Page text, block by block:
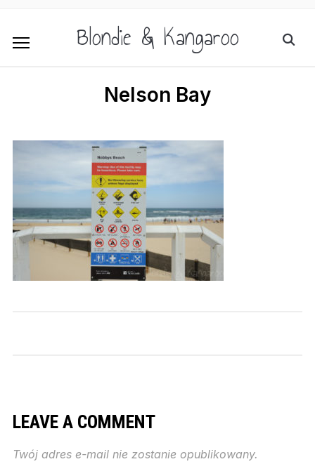
Blondie & Kangaroo
Nelson Bay
LEAVE A COMMENT
Twój adres e-mail nie zostanie opublikowany.